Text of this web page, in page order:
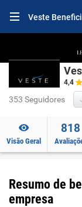
Veste
4,4
353 Seguidores
Visão Geral
818
Resumo de
empresa